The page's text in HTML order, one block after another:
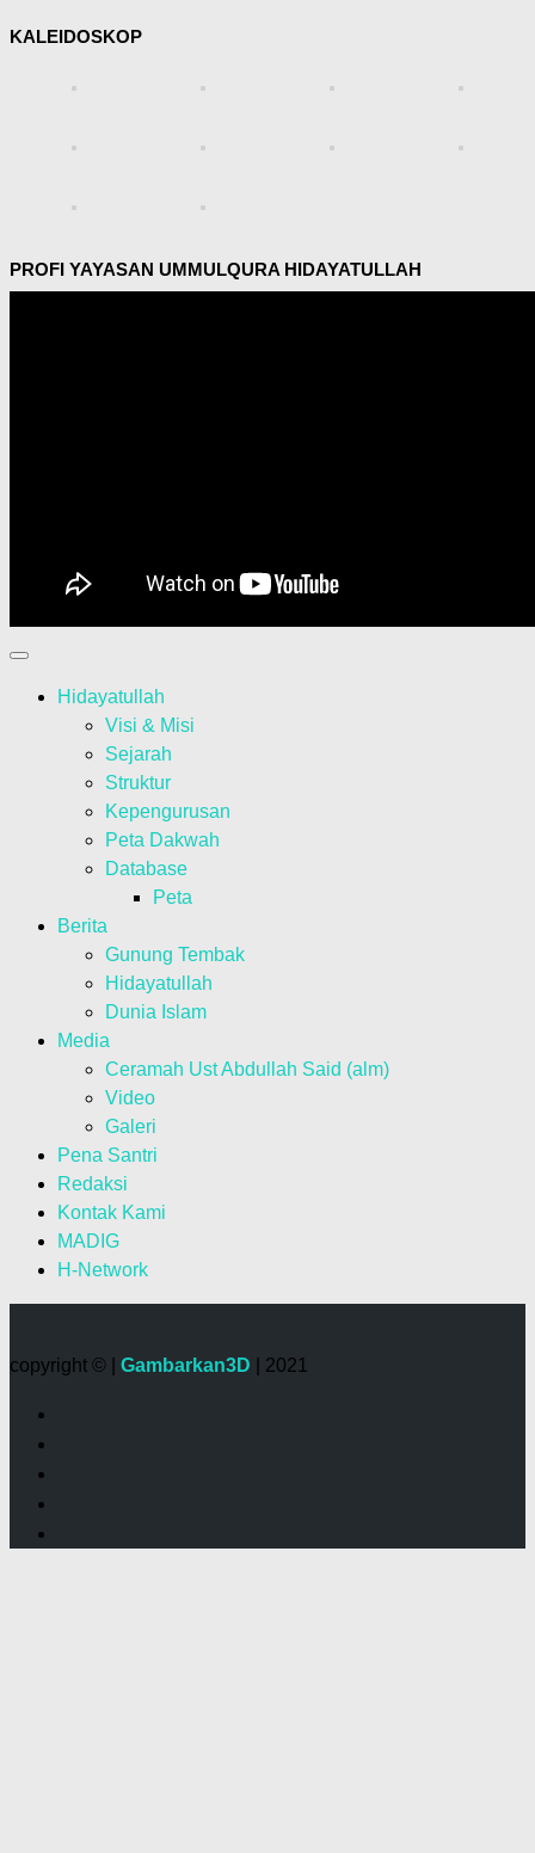
KALEIDOSKOP
PROFI YAYASAN UMMULQURA HIDAYATULLAH
Hidayatullah
Visi & Misi
Sejarah
Struktur
Kepengurusan
Peta Dakwah
Database
Peta
Berita
Gunung Tembak
Hidayatullah
Dunia Islam
Media
Ceramah Ust Abdullah Said (alm)
Video
Galeri
Pena Santri
Redaksi
Kontak Kami
MADIG
H-Network
copyright © | Gambarkan3D | 2021